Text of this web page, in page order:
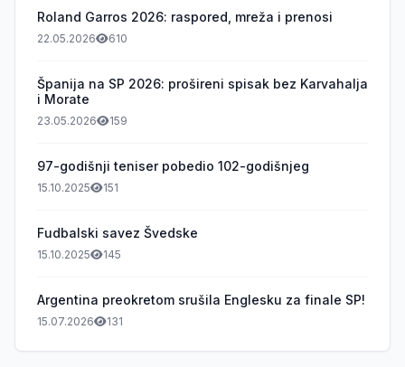
Roland Garros 2026: raspored, mreža i prenosi
22.05.2026 610
Španija na SP 2026: prošireni spisak bez Karvahalja
i Morate
23.05.2026 159
97-godišnji teniser pobedio 102-godišnjeg
15.10.2025 151
Fudbalski savez Švedske
15.10.2025 145
Argentina preokretom srušila Englesku za finale SP!
15.07.2026 131